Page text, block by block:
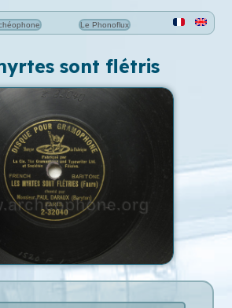
Le Phonoflux
sont flétris